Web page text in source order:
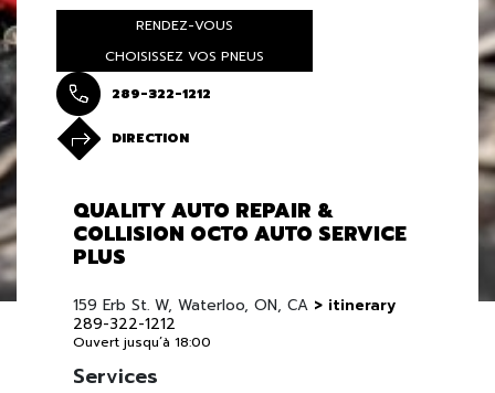
RENDEZ-VOUS
CHOISISSEZ VOS PNEUS
289-322-1212
DIRECTION
QUALITY AUTO REPAIR &
COLLISION OCTO AUTO SERVICE
PLUS
159 Erb St. W, Waterloo, ON, CA > itinerary
289-322-1212
Ouvert jusqu’à 18:00
Services